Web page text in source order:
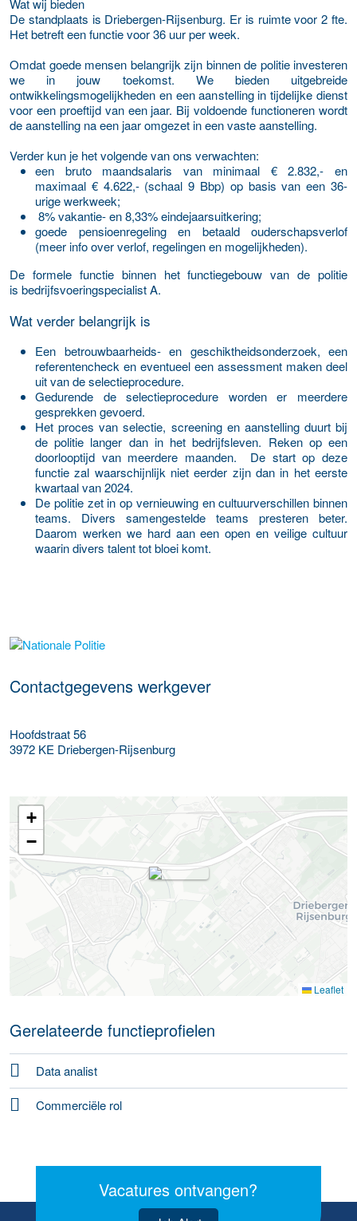
De standplaats is Driebergen-Rijsenburg. Er is ruimte voor 2 fte.
Het betreft een functie voor 36 uur per week.
Omdat goede mensen belangrijk zijn binnen de politie investeren
we in jouw toekomst. We bieden uitgebreide
ontwikkelingsmogelijkheden en een aanstelling in tijdelijke dienst
voor een proeftijd van een jaar. Bij voldoende functioneren wordt
de aanstelling na een jaar omgezet in een vaste aanstelling.
Verder kun je het volgende van ons verwachten:
een bruto maandsalaris van minimaal € 2.832,- en
maximaal € 4.622,- (schaal 9 Bbp) op basis van een 36-
urige werkweek;
8% vakantie- en 8,33% eindejaarsuitkering;
goede pensioenregeling en betaald ouderschapsverlof
(meer info over verlof, regelingen en mogelijkheden).
De formele functie binnen het functiegebouw van de politie
is bedrijfsvoeringspecialist A.
Wat verder belangrijk is
Een betrouwbaarheids- en geschiktheidsonderzoek, een
referentencheck en eventueel een assessment maken deel
uit van de selectieprocedure.
Gedurende de selectieprocedure worden er meerdere
gesprekken gevoerd.
Het proces van selectie, screening en aanstelling duurt bij
de politie langer dan in het bedrijfsleven. Reken op een
doorlooptijd van meerdere maanden. De start op deze
functie zal waarschijnlijk niet eerder zijn dan in het eerste
kwartaal van 2024.
De politie zet in op vernieuwing en cultuurverschillen binnen
teams. Divers samengestelde teams presteren beter.
Daarom werken we hard aan een open en veilige cultuur
waarin divers talent tot bloei komt.
Meer werkgever details
Contactgegevens werkgever
Hoofdstraat 56
3972 KE Driebergen-Rijsenburg
+
−
Leaflet
Gerelateerde functieprofielen
Data analist
Commerciële rol
Vacatures ontvangen?